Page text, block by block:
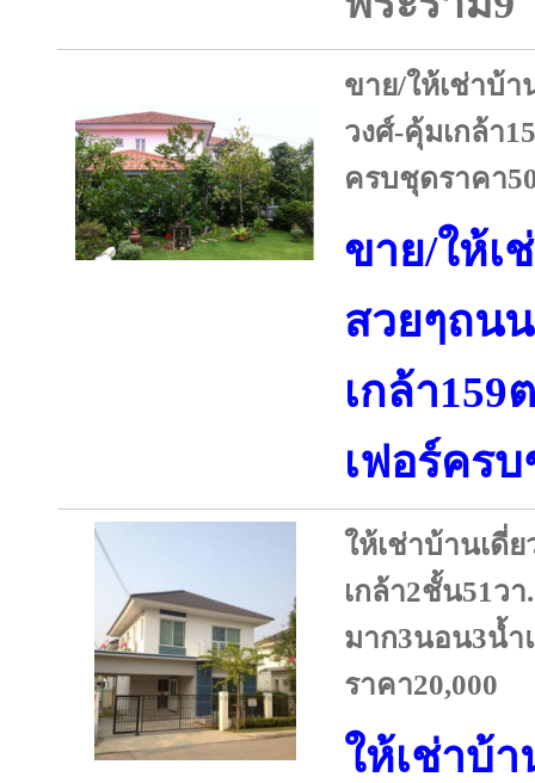
ขาย/ให้เช่าบ้
วงศ์-คุ้มเกล้า
ครบชุดราคา
ขาย/ให้เ
สวยๆถน
เกล้า
เฟอร์คร
ให้เช่าบ้านเดี่
เกล้า2ชั้น51ว
มาก3นอน3น้ำ
ราคา20,000
ให้เช่าบ้